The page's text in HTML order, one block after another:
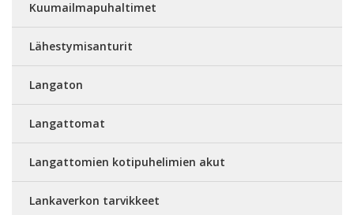
Kuumailmapuhaltimet
Lähestymisanturit
Langaton
Langattomat
Langattomien kotipuhelimien akut
Lankaverkon tarvikkeet